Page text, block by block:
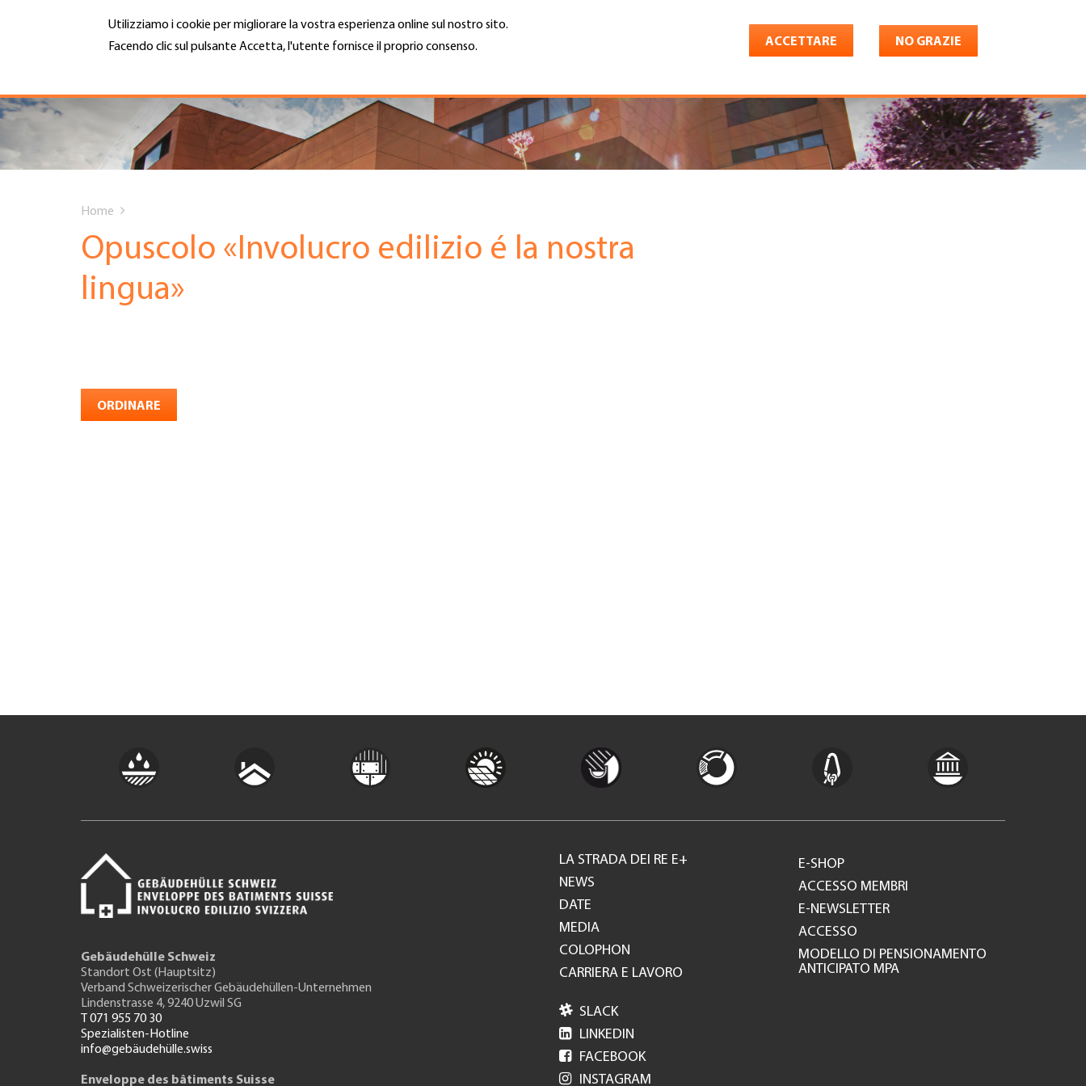
Utilizziamo i cookie per migliorare la vostra esperienza online sul nostro sito.
Facendo clic sul pulsante Accetta, l'utente fornisce il proprio consenso.
ACCETTARE NO GRAZIE
Hauptnavigation
CHI SIAMO
SERVIZI
DATE EVENTI
TROVARE AZIENDA
MENU Cerca
Top
Menu
are
here
Home
Opuscolo «Involucro edilizio é la nostra
lingua»
ORDINARE
Gebäudehülle Schweiz
Standort Ost (Hauptsitz)
Verband Schweizerischer Gebäudehüllen-Unternehmen
Lindenstrasse 4, 9240 Uzwil SG
T 071 955 70 30
Spezialisten-Hotline
info@gebäudehülle.swiss
Enveloppe des bâtiments Suisse
Footer
GH
LA STRADA DEI RE E+
NEWS
DATE
MEDIA
COLOPHON
CARRIERA E LAVORO
E-SHOP
ACCESSO MEMBRI
E-NEWSLETTER
ACCESSO
MODELLO DI PENSIONAMENTO
ANTICIPATO MPA
 SLACK
 LINKEDIN
 FACEBOOK
 INSTAGRAM